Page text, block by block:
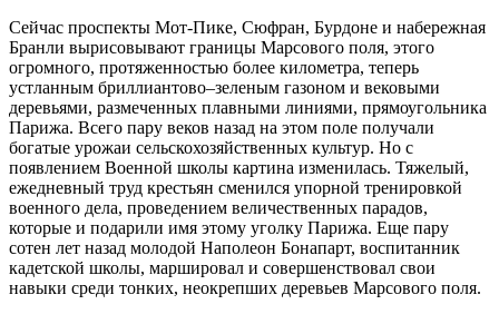
Сейчас проспекты Мот-Пике, Сюфран, Бурдоне и набережная
Бранли вырисовывают границы Марсового поля, этого
огромного, протяженностью более километра, теперь
устланным бриллиантово–зеленым газоном и вековыми
деревьями, размеченных плавными линиями, прямоугольника
Парижа. Всего пару веков назад на этом поле получали
богатые урожаи сельскохозяйственных культур. Но с
появлением Военной школы картина изменилась. Тяжелый,
ежедневный труд крестьян сменился упорной тренировкой
военного дела, проведением величественных парадов,
которые и подарили имя этому уголку Парижа. Еще пару
сотен лет назад молодой Наполеон Бонапарт, воспитанник
кадетской школы, маршировал и совершенствовал свои
навыки среди тонких, неокрепших деревьев Марсового поля.